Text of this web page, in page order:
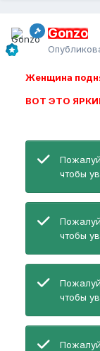
Gonzo
Женщина
ВОТ ЭТО
чтобы
чтобы
чтобы